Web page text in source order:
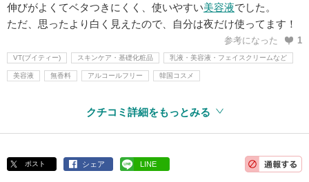
伸びがよくてベタつきにくく、使いやすい美容液でした。
ただ、思ったより白く見えたので、自分は夜だけ使ってます！
参考になった 1
VT(ブイティー) スキンケア・基礎化粧品 乳液・美容液・フェイスクリームなど
美容液 無香料 アルコールフリー 韓国コスメ
クチコミ詳細をもっとみる
ポスト シェア LINE